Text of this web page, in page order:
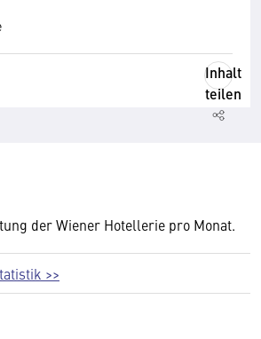
Inhalt
teilen
der Wiener Hotellerie pro Monat.
>>